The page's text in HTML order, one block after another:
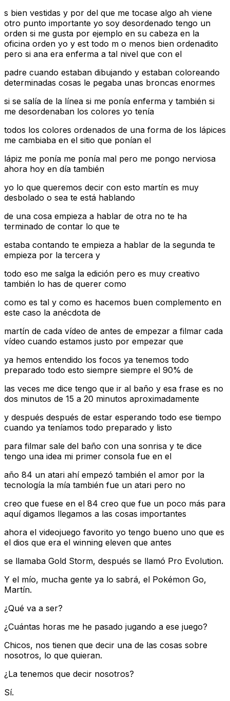
s bien vestidas y por del que me tocase algo ah viene
otro punto importante yo soy desordenado tengo un
orden si me gusta por ejemplo en su cabeza en la
oficina orden yo y est todo m o menos bien ordenadito
pero si ana era enferma a tal nivel que con el
padre cuando estaban dibujando y estaban coloreando
determinadas cosas le pegaba unas broncas enormes
si se salía de la línea si me ponía enferma y también si
me desordenaban los colores yo tenía
todos los colores ordenados de una forma de los lápices
me cambiaba en el sitio que ponían el
lápiz me ponía me ponía mal pero me pongo nerviosa
ahora hoy en día también
yo lo que queremos decir con esto martín es muy
desbolado o sea te está hablando
de una cosa empieza a hablar de otra no te ha
terminado de contar lo que te
estaba contando te empieza a hablar de la segunda te
empieza por la tercera y
todo eso me salga la edición pero es muy creativo
también lo has de querer como
como es tal y como es hacemos buen complemento en
este caso la anécdota de
martín de cada vídeo de antes de empezar a filmar cada
vídeo cuando estamos justo por empezar que
ya hemos entendido los focos ya tenemos todo
preparado todo esto siempre siempre el 90% de
las veces me dice tengo que ir al baño y esa frase es no
dos minutos de 15 a 20 minutos aproximadamente
y después después de estar esperando todo ese tiempo
cuando ya teníamos todo preparado y listo
para filmar sale del baño con una sonrisa y te dice
tengo una idea mi primer consola fue en el
año 84 un atari ahí empezó también el amor por la
tecnología la mía también fue un atari pero no
creo que fuese en el 84 creo que fue un poco más para
aquí digamos llegamos a las cosas importantes
ahora el videojuego favorito yo tengo bueno uno que es
el dios que era el winning eleven que antes
se llamaba Gold Storm, después se llamó Pro Evolution.
Y el mío, mucha gente ya lo sabrá, el Pokémon Go,
Martín.
¿Qué va a ser?
¿Cuántas horas me he pasado jugando a ese juego?
Chicos, nos tienen que decir una de las cosas sobre
nosotros, lo que quieran.
¿La tenemos que decir nosotros?
Sí.